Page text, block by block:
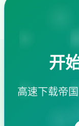
开
高速下载帝